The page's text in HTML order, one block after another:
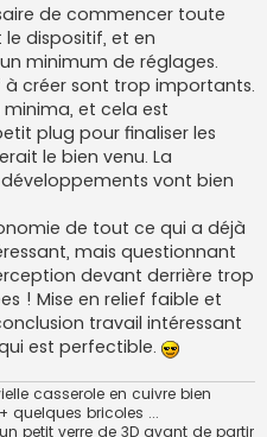
de commencer toute
dispositif, et en
minimum de réglages.
à créer sont trop importants.
et cela est
plug pour finaliser les
le bien venu. La
vont bien
de tout ce qui a déjà
mais questionnant
devant derrière trop
! Mise en relief faible et
travail intéressant
est perfectible.
casserole en cuivre bien
quelques bricoles ...
petit verre de 3D avant de partir